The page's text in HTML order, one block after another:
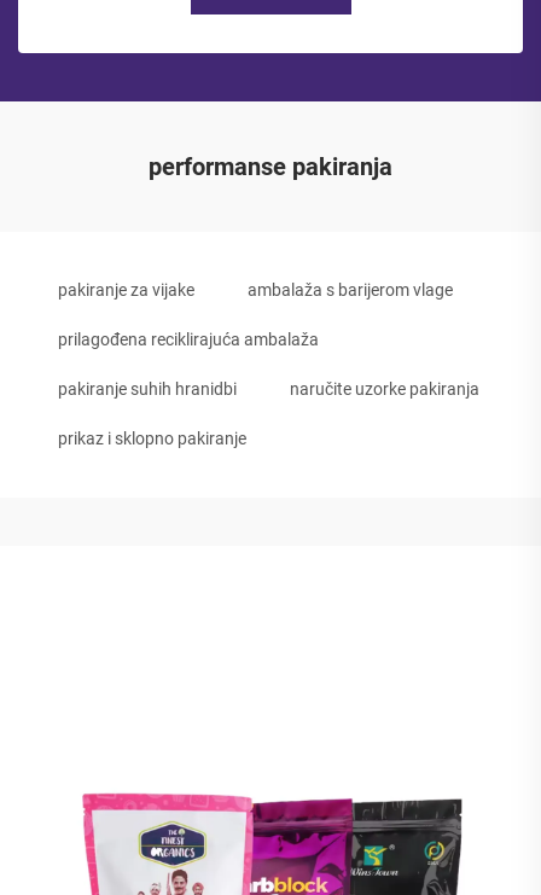
performanse pakiranja
pakiranje za vijake ambalaža s barijerom vlage
prilagođena reciklirajuća ambalaža
pakiranje suhih hranidbi naručite uzorke pakiranja
prikaz i sklopno pakiranje